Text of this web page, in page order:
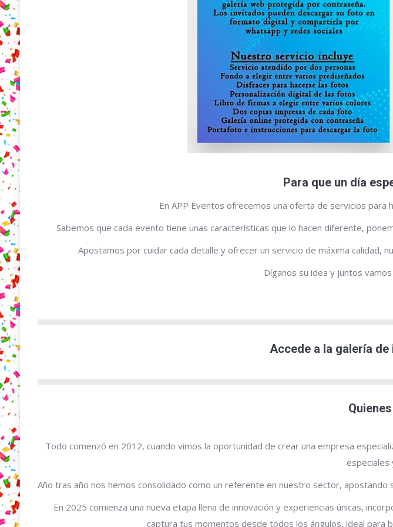
Para que un día
En APP Eventos ofrecemos una oferta de servicios
Sabemos que cada evento tiene unas características que lo hacen diferente,
Apostamos por cuidar cada detalle y ofrecer un servicio de máxima
Díganos su idea y juntos
Accede a la galería
Todo comenzó en 2012, cuando vimos la oportunidad de crear una empresa
Año tras año nos hemos consolidado como un referente en nuestro sector,
En 2025 comienza una nueva etapa llena de innovación y experiencias únicas,
captura tus momentos desde todos los ángulos, ideal